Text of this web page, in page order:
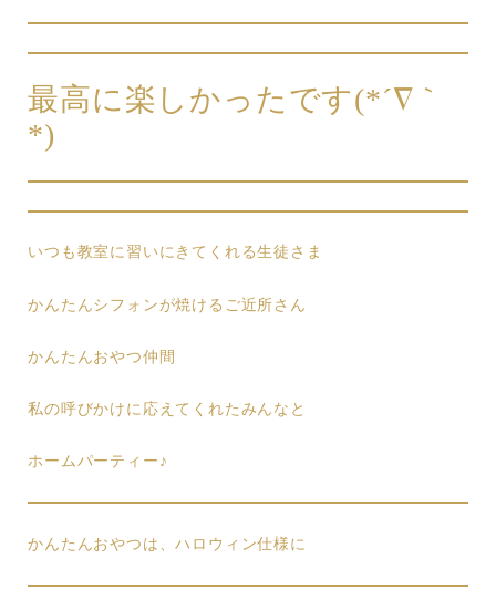
最高に楽しかったです(*´∇｀
*)
いつも教室に習いにきてくれる生徒さま
かんたんシフォンが焼けるご近所さん
かんたんおやつ仲間
私の呼びかけに応えてくれたみんなと
ホームパーティー♪
かんたんおやつは、ハロウィン仕様に